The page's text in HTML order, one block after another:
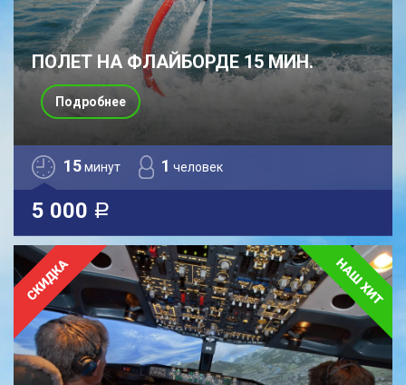
ПОЛЕТ НА ФЛАЙБОРДЕ 15 МИН.
15минут 1 человек
5 000 a
Подробнее